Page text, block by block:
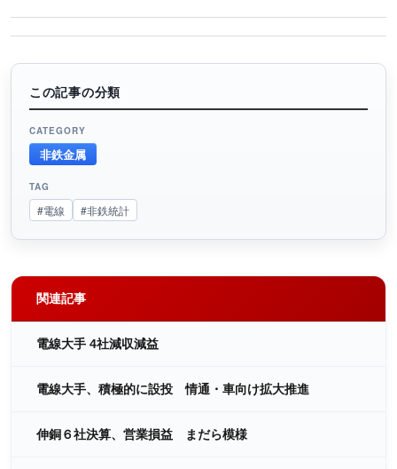
この記事の分類
CATEGORY
非鉄金属
TAG
#電線 #非鉄統計
関連記事
電線大手 4社減収減益
電線大手、積極的に設投 情通・車向け拡大推進
伸銅６社決算、営業損益 まだら模様